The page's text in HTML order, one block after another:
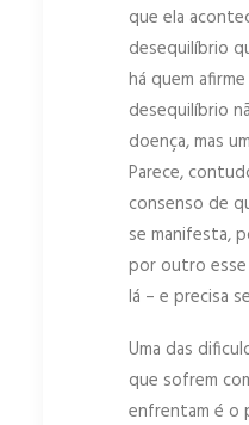
que ela
desequilíbrio
há quem
desequilíbrio
doença, mas
Parece,
consenso de
se manifesta,
por outro
lá – e precisa
Uma das
que sofrem
enfrentam é o